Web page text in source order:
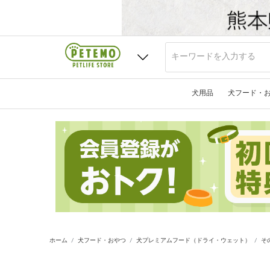
犬用品 犬フード・
ホーム 犬フード・おやつ 犬プレミアムフード（ドライ・ウェット） そ